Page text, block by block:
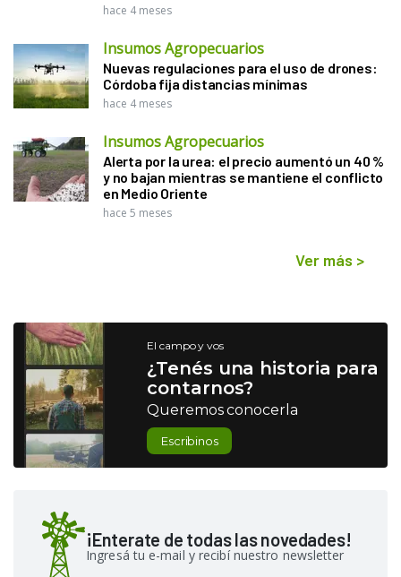
hace 4 meses
Insumos Agropecuarios
Nuevas regulaciones para el uso de drones:
Córdoba fija distancias mínimas
hace 4 meses
Insumos Agropecuarios
Alerta por la urea: el precio aumentó un 40 %
y no bajan mientras se mantiene el conflicto
en Medio Oriente
hace 5 meses
Ver más >
El campo y vos
¿Tenés una historia para
contarnos?
Queremos conocerla
Escribinos
¡Enterate de todas las novedades!
Ingresá tu e-mail y recibí nuestro newsletter